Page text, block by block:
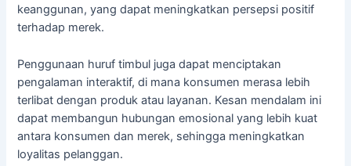
keanggunan, yang dapat meningkatkan persepsi positif
terhadap merek.
Penggunaan huruf timbul juga dapat menciptakan
pengalaman interaktif, di mana konsumen merasa lebih
terlibat dengan produk atau layanan. Kesan mendalam ini
dapat membangun hubungan emosional yang lebih kuat
antara konsumen dan merek, sehingga meningkatkan
loyalitas pelanggan.